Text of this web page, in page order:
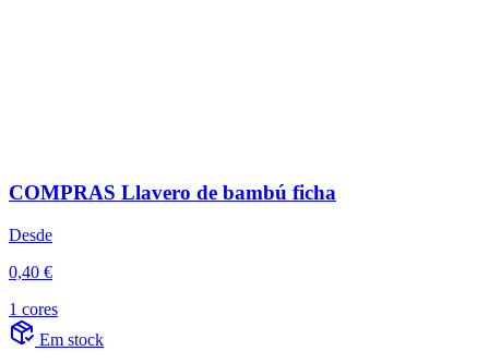
COMPRAS Llavero de bambú ficha
Desde
0,40 €
1 cores
Em stock